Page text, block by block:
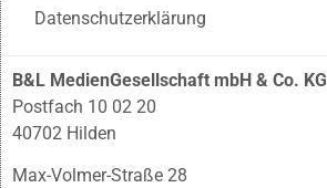
Datenschutzerklärung
B&L MedienGesellschaft mbH & Co. KG
Postfach 10 02 20
40702 Hilden
Max-Volmer-Straße 28